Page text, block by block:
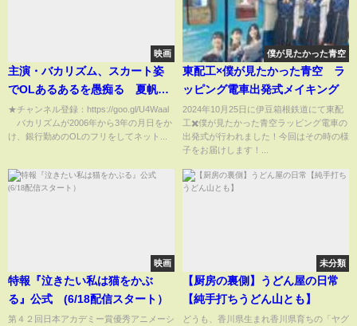
映画
主演・バカリズム、スカート姿
でOLあるあるを愚痴る 夏帆＆
志田未来らと共演 『架空OL日
記』予告編第二弾
★チャンネル登録：https://goo.gl/U4Waal
バカリズムが2006年から3年の月日をか
け、銀行勤めのOLのフリをしてネット...
僕が見たかった青空
東配工×僕が見たかった青空 ラ
ッピング電車出発式メイキング
2024年10月25日に伊豆箱根鉄道にて東配
工✖️僕が見たかった青空ラッピング電車の
出発式が行われました！今回はその時の様
子をお届けします！...
映画
特報『泣きたい私は猫をかぶ
る』公式 (6/18配信スタート）
第４２回日本アカデミー賞優秀アニメーシ
未分類
【厨房の裏側】うどん屋の日常
【純手打ちうどん山とも】
どうも、香川県生まれ香川県育ちの「ヤグ